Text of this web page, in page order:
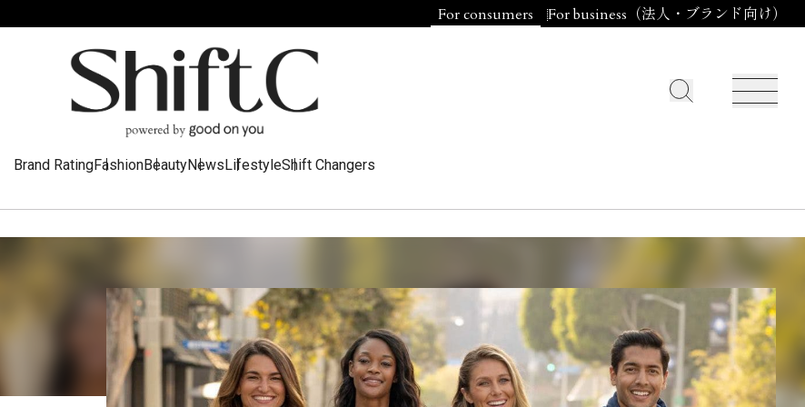
For consumers For business（法人・ブランド向け）
Brand RatingFashionBeautyNewsLifestyleShift Changers